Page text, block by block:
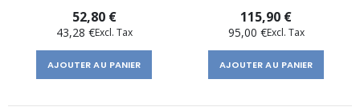
52,80 €
43,28 €
AJOUTER AU PANIER
115,90 €
95,00 €
AJOUTER AU PANIER